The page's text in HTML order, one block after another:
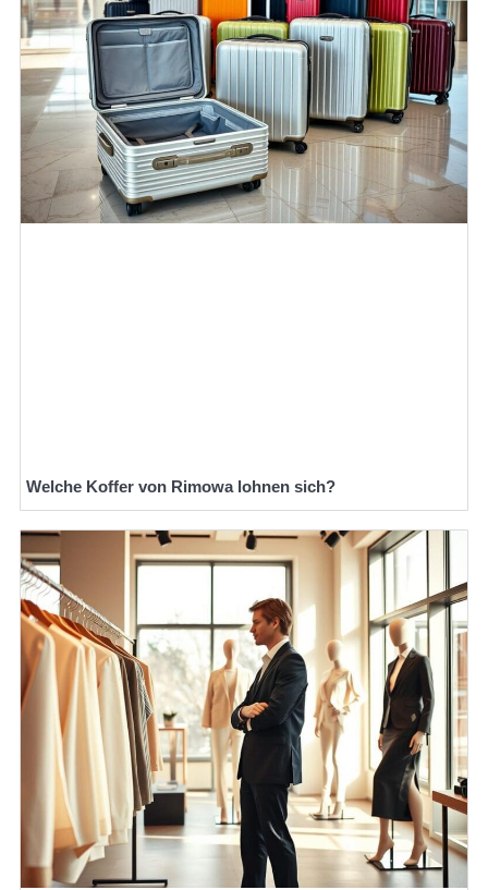
Welche Koffer von Rimowa lohnen sich?